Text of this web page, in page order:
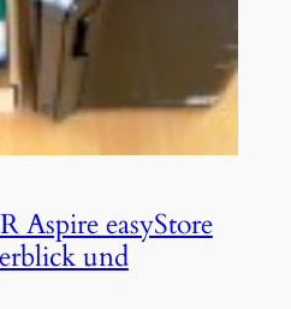
Aspire easyStore
und